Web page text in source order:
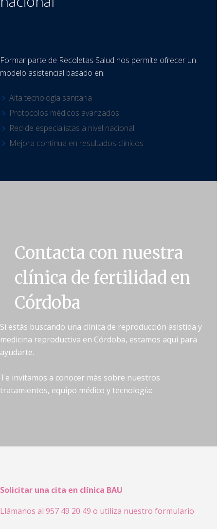
Formar parte de Recoletas Salud nos permite ofrecer un
modelo asistencial basado en:
Alta tecnología sanitaria
Protocolos médicos avanzados
Red de especialistas a nivel nacional
Mejora continua en resultados clínicos
Contacta con nuestra
clínica de fertilidad en
Córdoba
Si estás buscando una clínica de reproducción asistida y
medicina reproductiva en Córdoba, estamos aquí para
ayudarte.
Te invitamos a conocer más sobre nuestros
tratamientos, equipo médico y tecnología:
Solicitar una cita en clínica BAU
Llámanos al 957 49 20 49 o utiliza nuestro formulario